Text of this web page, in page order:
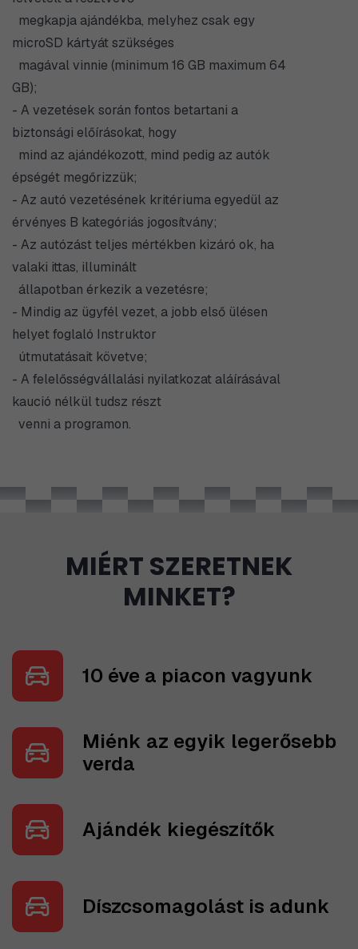
megkapja ajándékba, melyhez csak egy
microSD kártyát szükséges
magával vinnie (minimum 16 GB maximum 64
GB);
- A vezetések során fontos betartani a
biztonsági előírásokat, hogy
mind az ajándékozott, mind pedig az autók
épségét megőrizzük;
- Az autó vezetésének kritériuma egyedül az
érvényes B kategóriás jogosítvány;
- Az autózást teljes mértékben kizáró ok, ha
valaki ittas, illuminált
állapotban érkezik a vezetésre;
- Mindig az ügyfél vezet, a jobb első ülésen
helyet foglaló Instruktor
útmutatásait követve;
- A felelősségvállalási nyilatkozat aláírásával
kaució nélkül tudsz részt
venni a programon.
MIÉRT SZERETNEK
MINKET?
10 éve a piacon vagyunk
Miénk az egyik legerősebb
verda
Ajándék kiegészítők
Díszcsomagolást is adunk